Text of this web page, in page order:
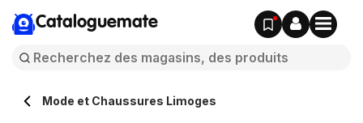
Cataloguemate
Mode et Chaussures Limoges